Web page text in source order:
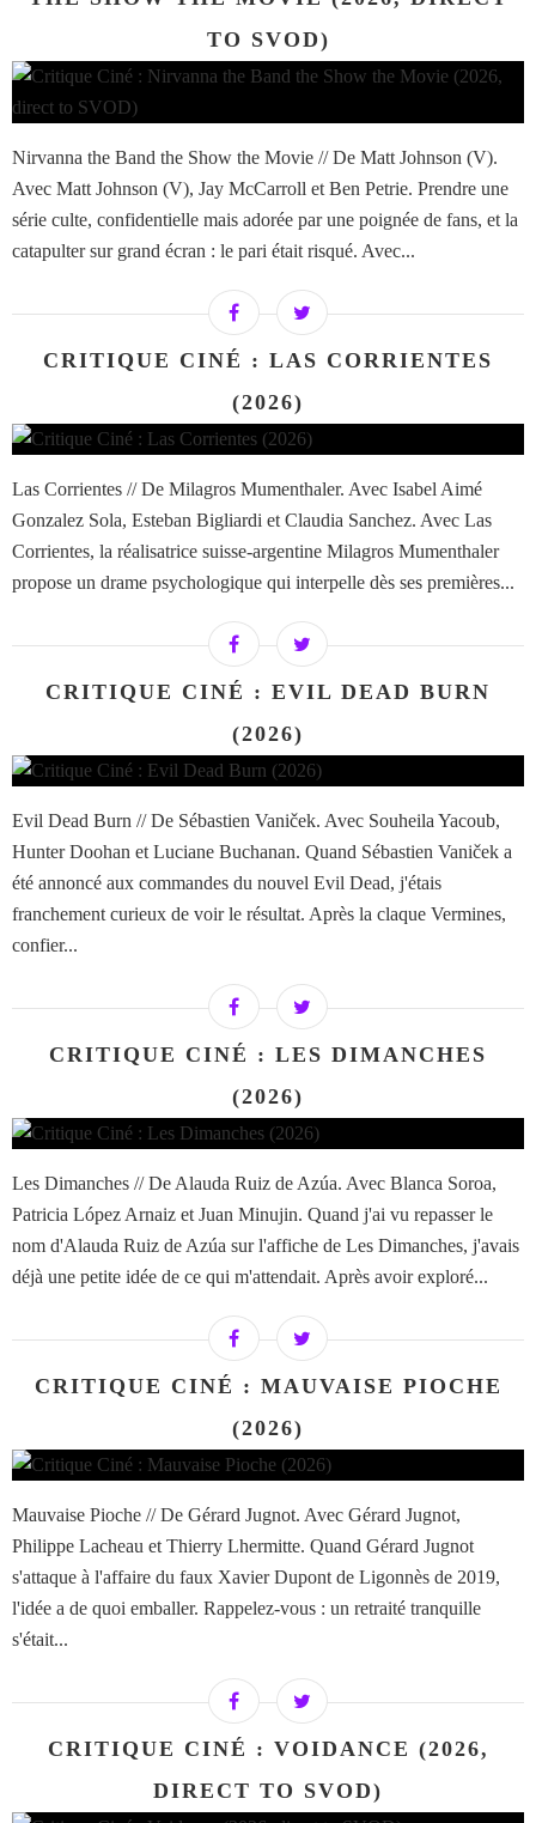
TO SVOD)
Nirvanna the Band the Show the Movie // De Matt Johnson (V).
Avec Matt Johnson (V), Jay McCarroll et Ben Petrie. Prendre une
série culte, confidentielle mais adorée par une poignée de fans, et la
catapulter sur grand écran : le pari était risqué. Avec...
CRITIQUE CINÉ : LAS CORRIENTES
(2026)
Las Corrientes // De Milagros Mumenthaler. Avec Isabel Aimé
Gonzalez Sola, Esteban Bigliardi et Claudia Sanchez. Avec Las
Corrientes, la réalisatrice suisse-argentine Milagros Mumenthaler
propose un drame psychologique qui interpelle dès ses premières...
CRITIQUE CINÉ : EVIL DEAD BURN
(2026)
Evil Dead Burn // De Sébastien Vaniček. Avec Souheila Yacoub,
Hunter Doohan et Luciane Buchanan. Quand Sébastien Vaniček a
été annoncé aux commandes du nouvel Evil Dead, j'étais
franchement curieux de voir le résultat. Après la claque Vermines,
confier...
CRITIQUE CINÉ : LES DIMANCHES
(2026)
Les Dimanches // De Alauda Ruiz de Azúa. Avec Blanca Soroa,
Patricia López Arnaiz et Juan Minujin. Quand j'ai vu repasser le
nom d'Alauda Ruiz de Azúa sur l'affiche de Les Dimanches, j'avais
déjà une petite idée de ce qui m'attendait. Après avoir exploré...
CRITIQUE CINÉ : MAUVAISE PIOCHE
(2026)
Mauvaise Pioche // De Gérard Jugnot. Avec Gérard Jugnot,
Philippe Lacheau et Thierry Lhermitte. Quand Gérard Jugnot
s'attaque à l'affaire du faux Xavier Dupont de Ligonnès de 2019,
l'idée a de quoi emballer. Rappelez-vous : un retraité tranquille
s'était...
CRITIQUE CINÉ : VOIDANCE (2026,
DIRECT TO SVOD)